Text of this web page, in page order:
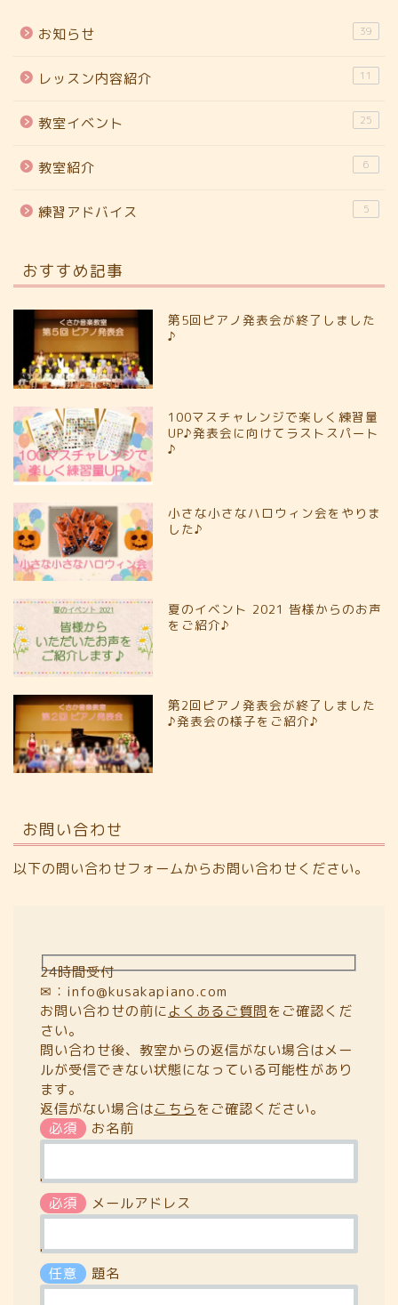
お知らせ 39
レッスン内容紹介 11
教室イベント 25
教室紹介 6
練習アドバイス 5
おすすめ記事
第5回ピアノ発表会が終了しました
♪
100マスチャレンジで楽しく練習量
UP♪発表会に向けてラストスパート
♪
小さな小さなハロウィン会をやりま
した♪
夏のイベント 2021 皆様からのお声
をご紹介♪
第2回ピアノ発表会が終了しました
♪発表会の様子をご紹介♪
お問い合わせ
以下の問い合わせフォームからお問い合わせください。
24時間受付
✉：info@kusakapiano.com
お問い合わせの前によくあるご質問をご確認くだ
さい。
問い合わせ後、教室からの返信がない場合はメー
ルが受信できない状態になっている可能性があり
ます。
返信がない場合はこちら をご確認ください。
必須
お名前
'
必須
メールアドレス
'
任意
題名